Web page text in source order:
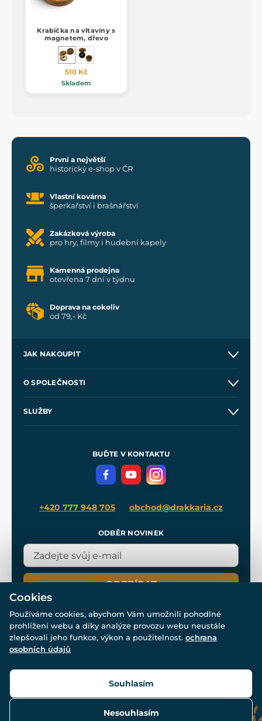
Krabička na vltavíny s
magnetem, dřevo
510 Kč
Skladem
První a největší
historický e-shop v ČR
Vlastní kovárna
šperkařství i brašnářství
Zakázková výroba
pro hry, filmy i hudební kapely
Kamenná prodejna
otevřena 7 dní v týdnu
Doprava na cokoliv
od 79,- Kč
JAK NAKOUPIT
Velkoobchod
O SPOLEČNOSTI
SLUŽBY
Meče pro Kingdom Come
BUĎTE V KONTAKTU
+420 777 948 705 obchod@drakkaria.cz
ODBĚR NOVINEK
ODEBÍRAT
© Všechna práva vyhrazena. www.drakkaria.cz 2007-2026.
Cookies
Používáme cookies, abychom Vám umožnili pohodlné
prohlížení webu a díky analýze provozu webu neustále
zlepšovali jeho funkce, výkon a použitelnost. ochrana
osobních údajů
Nesouhlasím
Souhlasím